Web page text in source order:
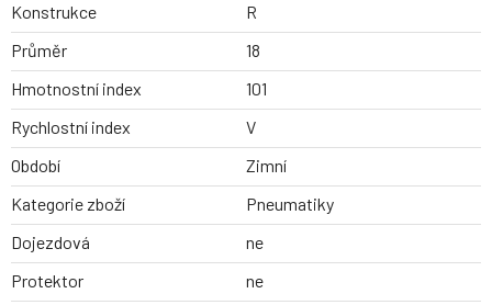
Konstrukce
R
Průměr
18
Hmotnostní index
101
Rychlostní index
V
Období
Zimní
Kategorie zboží
Pneumatiky
Dojezdová
ne
Protektor
ne